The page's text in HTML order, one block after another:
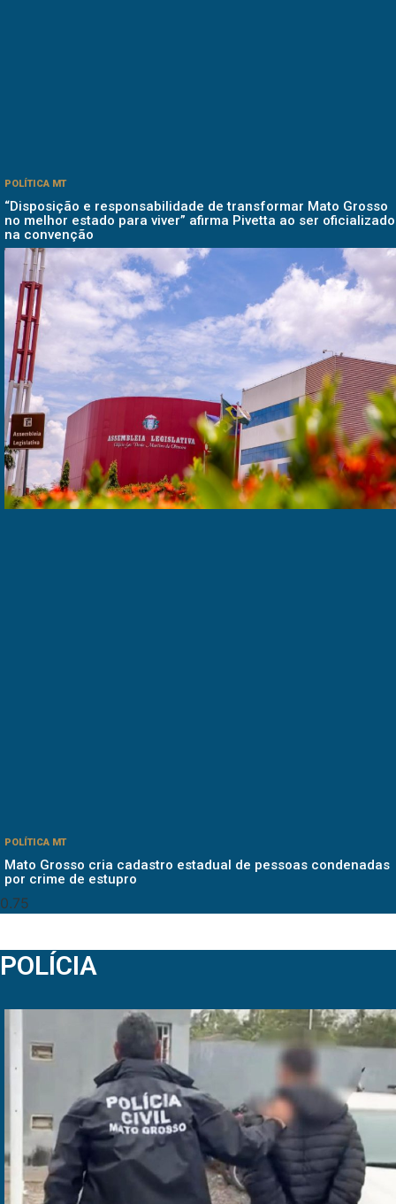
POLÍTICA MT
“Disposição e responsabilidade de transformar Mato Grosso
no melhor estado para viver” afirma Pivetta ao ser oficializado
na convenção
POLÍTICA MT
Mato Grosso cria cadastro estadual de pessoas condenadas
por crime de estupro
POLÍCIA